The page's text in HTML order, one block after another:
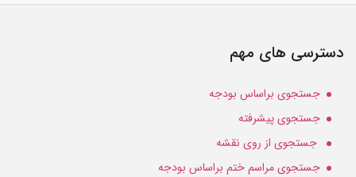
دسترسی های مهم
جستجوی براساس بودجه
جستجوی پیشرفته
جستجوی از روی نقشه
جستجوی مراسم ختم براساس بودجه